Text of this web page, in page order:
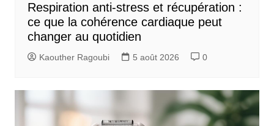
Respiration anti-stress et récupération :
ce que la cohérence cardiaque peut
changer au quotidien
Kaouther Ragoubi 5 août 2026 0